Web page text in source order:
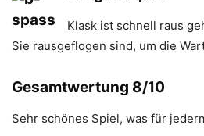
Klask ist schnell raus
Sie rausgeflogen sind, um die
Gesamtwertung 8/10
Sehr schönes Spiel, was für